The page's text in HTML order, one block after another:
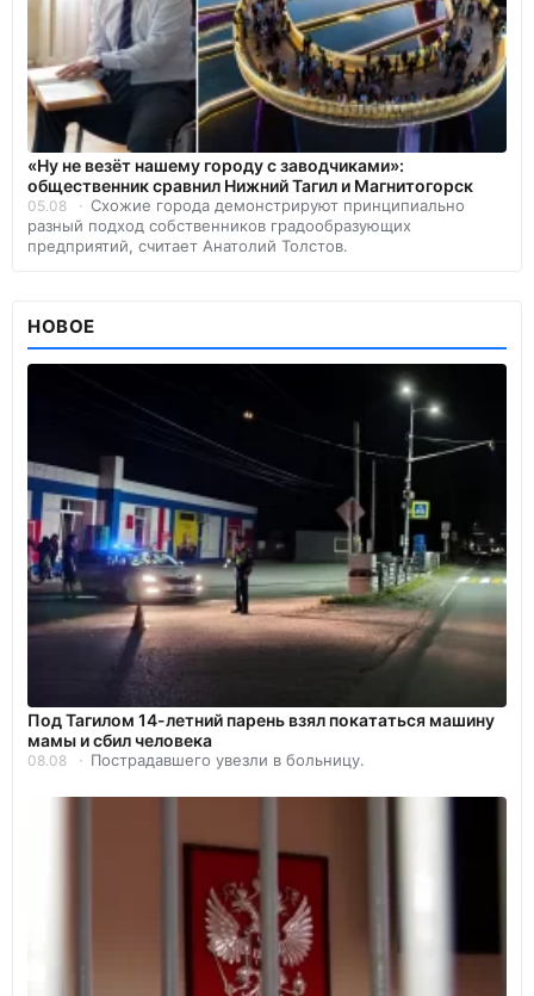
«Ну не везёт нашему городу с заводчиками»:
общественник сравнил Нижний Тагил и Магнитогорск
05.08
Схожие города демонстрируют принципиально
разный подход собственников градообразующих
предприятий, считает Анатолий Толстов.
НОВОЕ
Под Тагилом 14-летний парень взял покататься машину
мамы и сбил человека
08.08 Пострадавшего увезли в больницу.